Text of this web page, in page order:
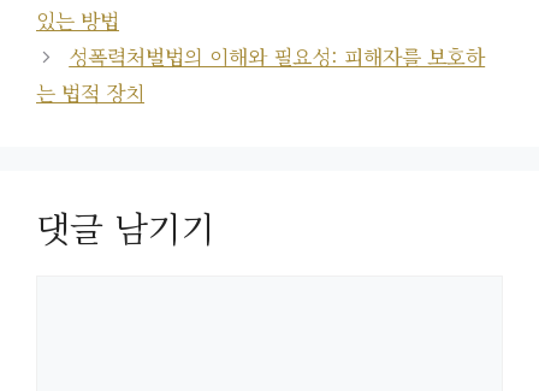
있는 방법
성폭력처벌법의 이해와 필요성: 피해자를 보호하
는 법적 장치
댓글 남기기